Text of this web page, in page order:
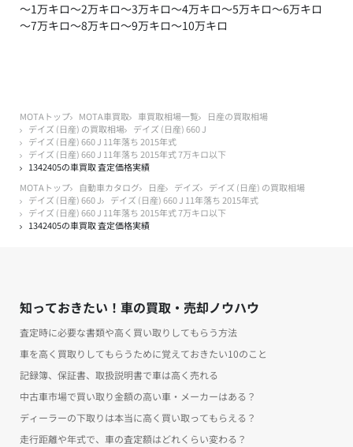
～1万キロ～2万キロ～3万キロ～4万キロ～5万キロ～6万キロ
～7万キロ～8万キロ～9万キロ～10万キロ
MOTAトップ MOTA車買取 車買取相場一覧
日産の買取相場
デイズ (日産) の買取相場
デイズ (日産) 660 J
デイズ (日産) 660 J 11年落ち 2015年式
デイズ (日産) 660 J 11年落ち 2015年式 7万キロ以下
1342405の車買取 査定価格実績
MOTAトップ
自動車カタログ 日産 デイズ
デイズ (日産) の買取相場
デイズ (日産) 660 J
デイズ (日産) 660 J 11年落ち 2015年式
デイズ (日産) 660 J 11年落ち 2015年式 7万キロ以下
1342405の車買取 査定価格実績
知っておきたい！車の買取・売却ノウハウ
査定時に必要な書類や高く買い取りしてもらう方法
車を高く買取りしてもらうために覚えておきたい10のこと
記録簿、保証書、取扱説明書で車は高く売れる
中古車市場で買い取り金額の高い車・メーカーはある？
ディーラーの下取りは本当に高く買い取ってもらえる？
走行距離や年式で、車の査定額はどれくらい変わる？